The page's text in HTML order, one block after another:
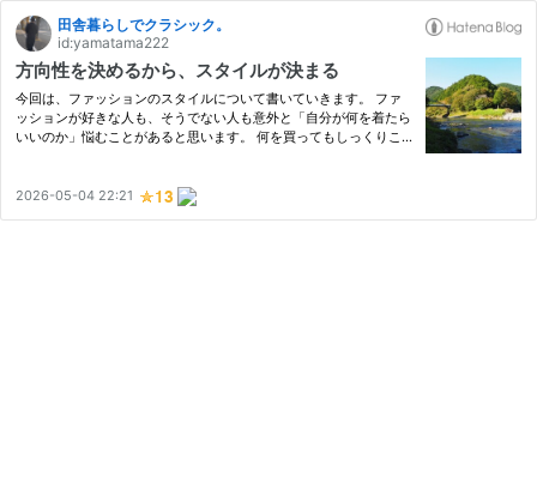
田舎暮らしでクラシック。
id:yamatama222
方向性を決めるから、スタイルが決まる
今回は、ファッションのスタイルについて書いていきます。 ファ
ッションが好きな人も、そうでない人も意外と「自分が何を着たら
いいのか」悩むことがあると思います。 何を買ってもしっくりこ
ッ…
2026-05-04 22:21